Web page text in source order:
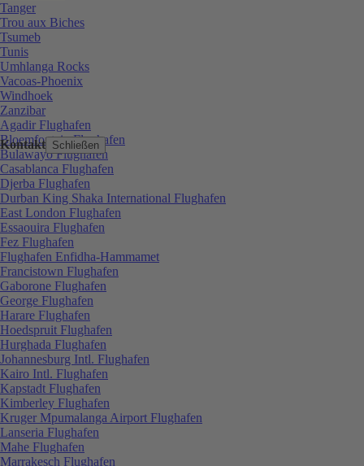
Kontakt Schließen
Tanger
Trou aux Biches
Tsumeb
Tunis
Umhlanga Rocks
Vacoas-Phoenix
Windhoek
Zanzibar
Agadir Flughafen
Bloemfontein Flughafen
Bulawayo Flughafen
Casablanca Flughafen
Djerba Flughafen
Durban King Shaka International Flughafen
East London Flughafen
Essaouira Flughafen
Fez Flughafen
Flughafen Enfidha-Hammamet
Francistown Flughafen
Gaborone Flughafen
George Flughafen
Harare Flughafen
Hoedspruit Flughafen
Hurghada Flughafen
Johannesburg Intl. Flughafen
Kairo Intl. Flughafen
Kapstadt Flughafen
Kimberley Flughafen
Kruger Mpumalanga Airport Flughafen
Lanseria Flughafen
Mahe Flughafen
Marrakesch Flughafen